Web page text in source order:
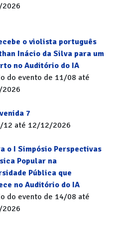
o violista português
Inácio da Silva para um
no Auditório do IA
do evento de 11/08 até
7
12 até 12/12/2026
o I Simpósio Perspectivas
Popular na
Pública que
no Auditório do IA
do evento de 14/08 até